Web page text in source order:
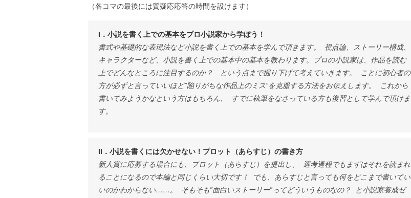
（各コマの最後には質疑応応答の時間を設けます）
I．小説を書く上での基本をプロ小説家から学ぼう！
書式や基礎的な表現法など小説を書く上での基本を学んで頂きます。 視点論、ストーリー構成、
キャラクターなど、小説を書く上での基本中の基本を教わります。プロの小説家は、作品を読む
上でどんなところに注目するのか？ という点まで掘り下げて考えていきます。 ことに初心者の
方が必ずと言っていいほど”陥りがちな作品上のミス”を克服する方法をお伝えします。 これから
書いてみようかなという方はもちろん、 すでに執筆をなさっている方も復習として学んで頂けま
す。
II．小説を書くには欠かせない！プロット（あらすじ）の書き方
新人賞に応募する場合にも、プロット（あらすじ）を提出し、 選考過程でもまずはそれを読まれ
ることになるので本編と同じくらい大切です！ でも、あらすじと言っても何をどこまで書いてい
いのかわからない……。 そもそも”面白いストーリー”ってどういうものなの？ と小説家養成ゼ